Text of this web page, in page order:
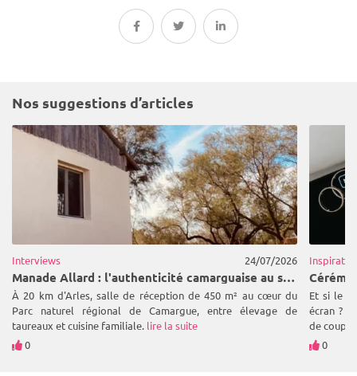
Nos suggestions d’articles
Interviews 24/07/2026
Manade Allard : l'authenticité camarguaise au service de vos réceptions
À 20 km d'Arles, salle de réception de 450 m² au cœur du
Parc naturel régional de Camargue, entre élevage de
taureaux et cuisine familiale. lire la suite
0
Et si le
écran ?
de
0